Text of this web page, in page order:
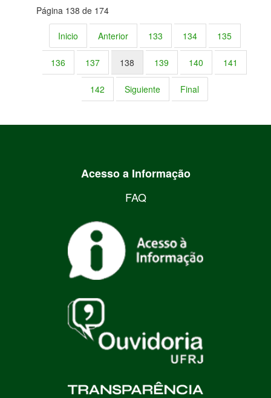
Página 138 de 174
Inicio Anterior 133 134 135
136 137 138 139 140 141
142 Siguiente Final
Acesso a Informação
FAQ